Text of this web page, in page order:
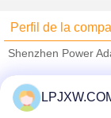
Perfil de la
Shenzhen Power
Trust Seal